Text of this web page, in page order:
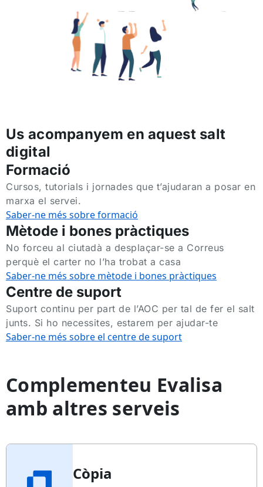
Us acompanyem en aquest salt
digital
Formació
Cursos, tutorials i jornades que t’ajudaran a posar en
marxa el servei.
Saber-ne més sobre formació
Mètode i bones pràctiques
No forceu al ciutadà a desplaçar-se a Correus
perquè el carter no l’ha trobat a casa
Saber-ne més sobre mètode i bones pràctiques
Centre de suport
Suport continu per part de l’AOC per tal de fer el salt
junts. Si ho necessites, estarem per ajudar-te
Saber-ne més sobre el centre de suport
Complementeu Evalisa
amb altres serveis
Còpia